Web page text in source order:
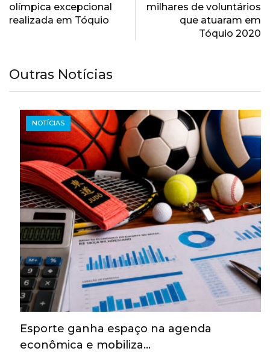
olímpica excepcional
realizada em Tóquio
milhares de voluntários
que atuaram em
Tóquio 2020
Outras Notícias
NOTÍCIAS
Esporte ganha espaço na agenda
econômica e mobiliza…